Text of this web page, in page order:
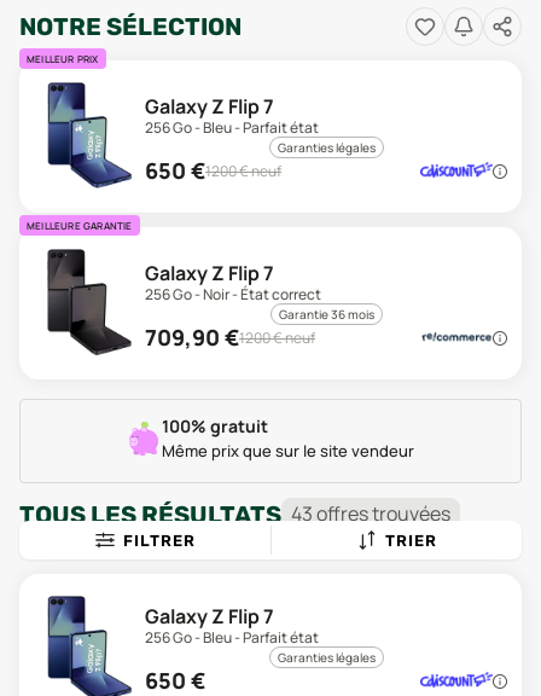
NOTRE SÉLECTION
MEILLEUR PRIX
Galaxy Z Flip 7
256 Go - Bleu - Parfait état
Garanties légales
650 €1200€ neuf
MEILLEURE GARANTIE
Galaxy Z Flip 7
256 Go - Noir - État correct
Garantie 36 mois
709,90 €1200€ neuf
100% gratuit
Même prix que sur le site vendeur
TOUS LES RÉSULTATS 43offrestrouvées
FILTRER TRIER
Galaxy Z Flip 7
256 Go - Bleu - Parfait état
Garanties légales
650 €